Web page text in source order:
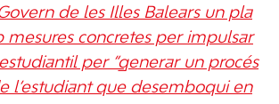
de les Illes Balears un pla
mesures concretes per impulsar
per “generar un procés
l’estudiant que desemboqui en